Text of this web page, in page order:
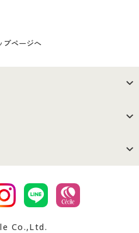
プページへ
会社案内
お支払は
Co.,Ltd.